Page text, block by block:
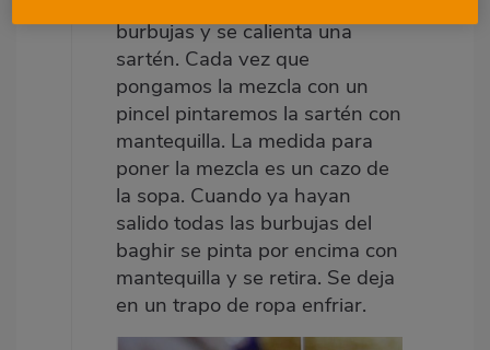
burbujas y se calienta una
sartén. Cada vez que
pongamos la mezcla con un
pincel pintaremos la sartén con
mantequilla. La medida para
poner la mezcla es un cazo de
la sopa. Cuando ya hayan
salido todas las burbujas del
baghir se pinta por encima con
mantequilla y se retira. Se deja
en un trapo de ropa enfriar.